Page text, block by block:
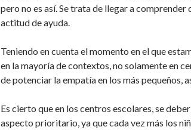
pero no es así. Se trata de llegar a
actitud de ayuda.
Teniendo en cuenta el momento en el que
en la mayoría de contextos, no solamente en
de potenciar la empatía en los más pequeños,
Es cierto que en los centros escolares, se
aspecto prioritario, ya que cada vez más los